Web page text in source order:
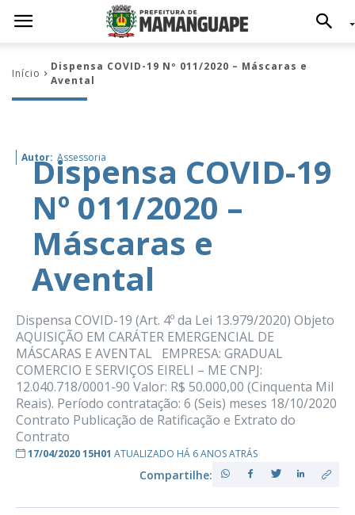
Início
Dispensa COVID-19 Nº 011/2020 – Máscaras e
Avental
Autor: Assessoria
Dispensa COVID-19
Nº 011/2020 –
Máscaras e
Avental
Dispensa COVID-19 (Art. 4º da Lei 13.979/2020) Objeto
AQUISIÇÃO EM CARÁTER EMERGENCIAL DE
MÁSCARAS E AVENTAL EMPRESA: GRADUAL
COMERCIO E SERVIÇOS EIRELI – ME CNPJ:
12.040.718/0001-90 Valor: R$ 50.000,00 (Cinquenta Mil
Reais). Período contratação: 6 (Seis) meses 18/10/2020
Contrato Publicação de Ratificação e Extrato do
Contrato
17/04/2020 15H01 ATUALIZADO HÁ 6 ANOS ATRÁS
Compartilhe: